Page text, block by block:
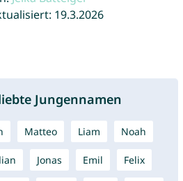
19.3.2026
Jungennamen
Matteo Liam Noah
Jonas Emil Felix